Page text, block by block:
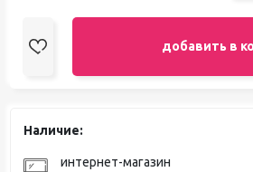
добавить в
Наличие:
интернет-магазин